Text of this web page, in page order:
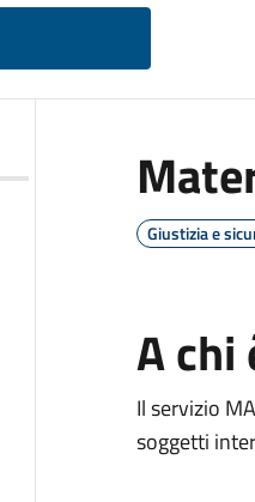
Giustizia e
A
Il servizio
soggetti